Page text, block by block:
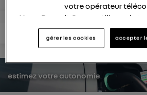
estimez votre autonomie
votre opérateur
Nous, Renault Group, utilisons la
pour nos activités digitales (telles
dans cette notice de
utilisez une connexion internet
opérateur télécom participant
consentez sur chaque
gérer les cookies accepter